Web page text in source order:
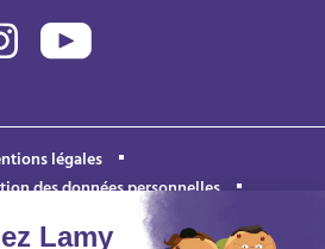
légales
des données personnelles
partiellement conforme